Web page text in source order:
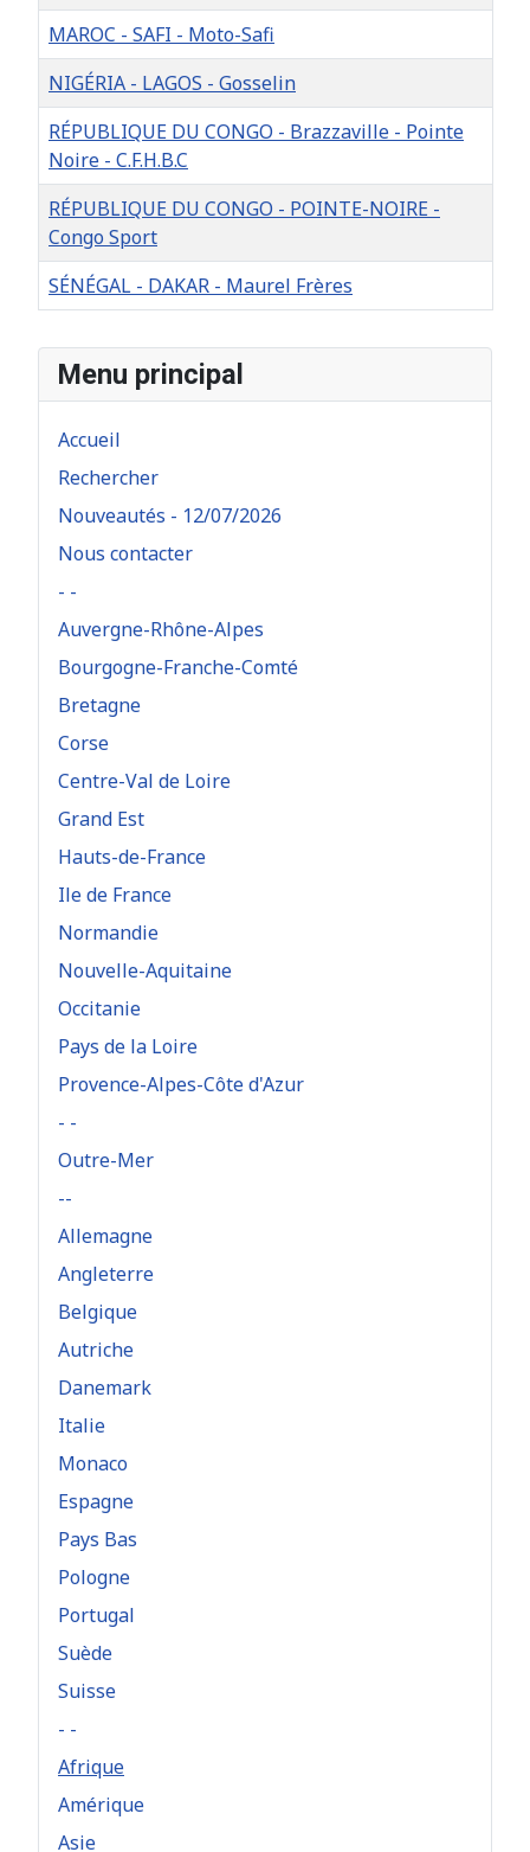
Menu principal
Accueil
Rechercher
Nouveautés - 12/07/2026
Nous contacter
- -
Auvergne-Rhône-Alpes
Bourgogne-Franche-Comté
Bretagne
Corse
Centre-Val de Loire
Grand Est
Hauts-de-France
Ile de France
Normandie
Nouvelle-Aquitaine
Occitanie
Pays de la Loire
Provence-Alpes-Côte d'Azur
- -
Outre-Mer
--
Allemagne
Angleterre
Belgique
Autriche
Danemark
Italie
Monaco
Espagne
Pays Bas
Pologne
Portugal
Suède
Suisse
- -
Afrique
Amérique
Asie
MAROC - SAFI - Moto-Safi
NIGÉRIA - LAGOS - Gosselin
RÉPUBLIQUE DU CONGO - Brazzaville - Pointe
Noire - C.F.H.B.C
RÉPUBLIQUE DU CONGO - POINTE-NOIRE -
Congo Sport
SÉNÉGAL - DAKAR - Maurel Frères